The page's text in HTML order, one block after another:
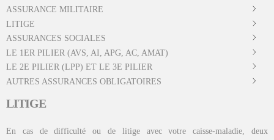
ASSURANCE MILITAIRE
LITIGE
ASSURANCES SOCIALES
LE 1ER PILIER (AVS, AI, APG, AC, AMAT)
LE 2E PILIER (LPP) ET LE 3E PILIER
AUTRES ASSURANCES OBLIGATOIRES
LITIGE
En cas de difficulté ou de litige avec votre caisse-maladie, deux